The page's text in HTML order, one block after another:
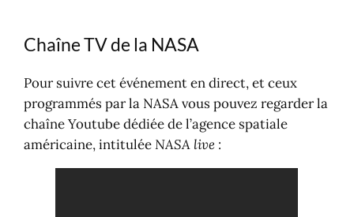
Chaîne TV de la NASA
Pour suivre cet événement en direct, et ceux
programmés par la NASA vous pouvez regarder la
chaîne Youtube dédiée de l’agence spatiale
américaine, intituléeNASA live :